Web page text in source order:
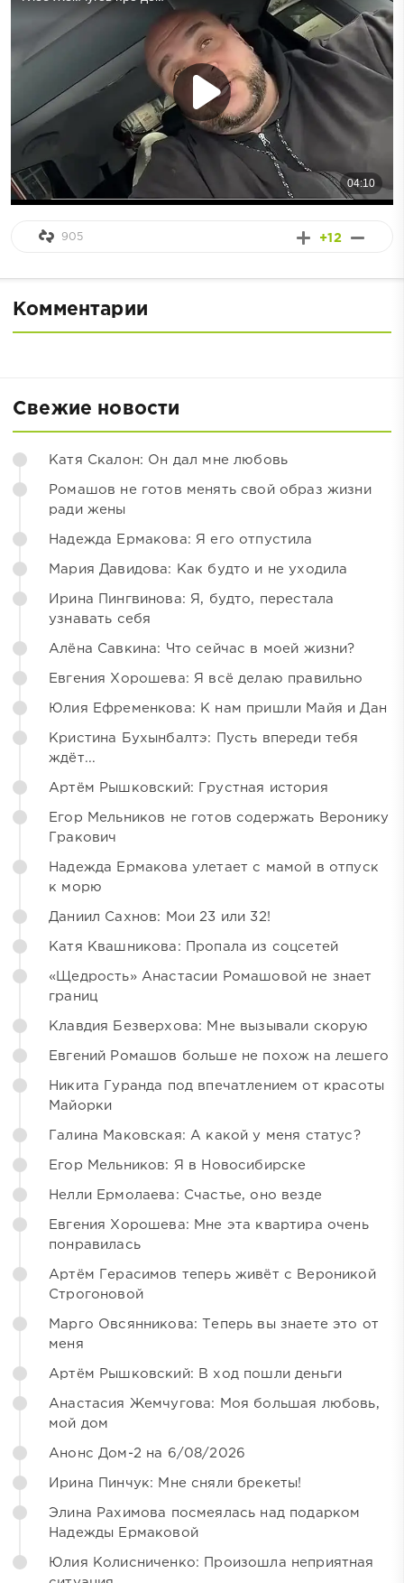
+12
905
Комментарии
Свежие новости
Катя Скалон: Он дал мне любовь
Ромашов не готов менять свой образ жизни
ради жены
Надежда Ермакова: Я его отпустила
Мария Давидова: Как будто и не уходила
Ирина Пингвинова: Я, будто, перестала
узнавать себя
Алёна Савкина: Что сейчас в моей жизни?
Евгения Хорошева: Я всё делаю правильно
Юлия Ефременкова: К нам пришли Майя и Дан
Кристина Бухынбалтэ: Пусть впереди тебя
ждёт...
Артём Рышковский: Грустная история
Егор Мельников не готов содержать Веронику
Гракович
Надежда Ермакова улетает с мамой в отпуск
к морю
Даниил Сахнов: Мои 23 или 32!
Катя Квашникова: Пропала из соцсетей
«Щедрость» Анастасии Ромашовой не знает
границ
Клавдия Безверхова: Мне вызывали скорую
Евгений Ромашов больше не похож на лешего
Никита Гуранда под впечатлением от красоты
Майорки
Галина Маковская: А какой у меня статус?
Егор Мельников: Я в Новосибирске
Нелли Ермолаева: Счастье, оно везде
Евгения Хорошева: Мне эта квартира очень
понравилась
Артём Герасимов теперь живёт с Вероникой
Строгоновой
Марго Овсянникова: Теперь вы знаете это от
меня
Артём Рышковский: В ход пошли деньги
Анастасия Жемчугова: Моя большая любовь,
мой дом
Анонс Дом-2 на 6/08/2026
Ирина Пинчук: Мне сняли брекеты!
Элина Рахимова посмеялась над подарком
Надежды Ермаковой
Юлия Колисниченко: Произошла неприятная